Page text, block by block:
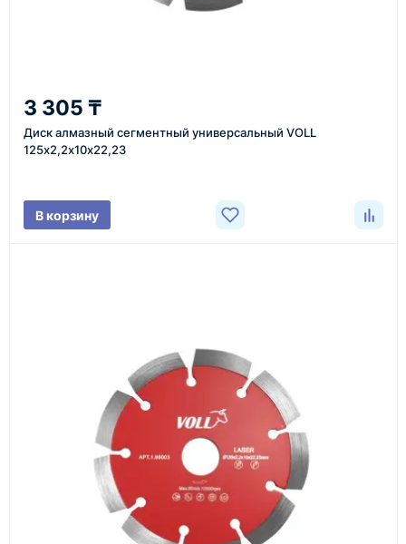
доставка оборудования в разные города и
средний срок доставки по большинству поставок
проверка товара перед отправкой клиенту
Как оформить заказ
Заявка
Оставьте заявку на сайте, по телефону или через
3 305 ₸
Диск алмазный сегментный универсальный VOLL
125х2,2х10х22,23
В корзину